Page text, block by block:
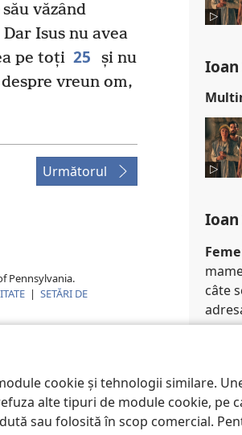
cookie și tehnologii similare.
alte tipuri de module cookie, pe
sau folosită în scop comercial.
văzând
Dar Isus nu avea
pe toți 25
și nu
vreun om,
Următorul
Pennsylvania.
| SETĂRI DE
Ioan
Ioan
câte
de